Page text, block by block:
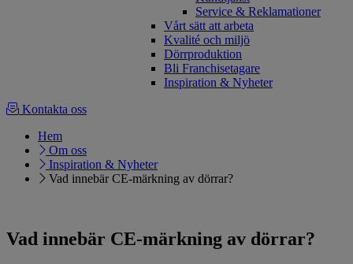
Service & Reklamationer
Vårt sätt att arbeta
Kvalité och miljö
Dörrproduktion
Bli Franchisetagare
Inspiration & Nyheter
Kontakta oss
Hem
Om oss
Inspiration & Nyheter
Vad innebär CE-märkning av dörrar?
Vad innebär CE-märkning av dörrar?